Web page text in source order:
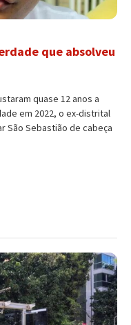
que absolveu
quase 12 anos a
em 2022, o ex-distrital
São Sebastião de cabeça